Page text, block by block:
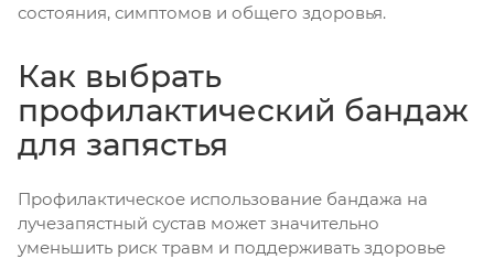
состояния, симптомов и общего здоровья.
Как выбрать
профилактический бандаж
для запястья
Профилактическое использование бандажа на
лучезапястный сустав может значительно
уменьшить риск травм и поддерживать здоровье